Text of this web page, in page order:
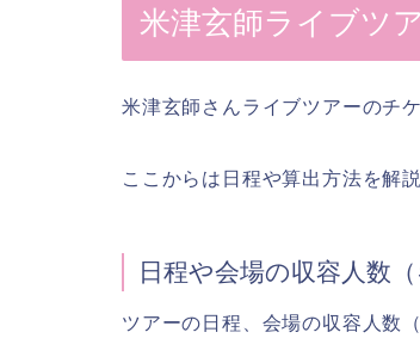
米津玄師ライブツ
米津玄師さんライブツアーのチ
ここからは日程や算出方法を解説
日程や会場の収容人数
ツアーの日程、会場の収容人数